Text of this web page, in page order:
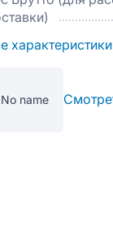
характеристики
No name